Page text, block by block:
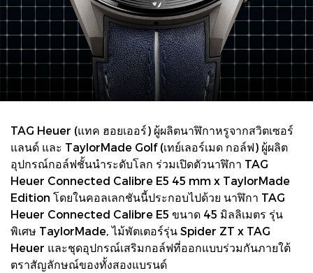
TAG Heuer (แทค ฮอยเออร์) ผู้ผลิตนาฬิกาหรูจากสวิตเซอร์
แลนด์ และ TaylorMade Golf (เทย์เลอร์เมด กอล์ฟ) ผู้ผลิต
อุปกรณ์กอล์ฟชั้นนำระดับโลก ร่วมเปิดตัวนาฬิกา TAG
Heuer Connected Calibre E5 45 mm x TaylorMade
Edition โดยในคอลเลกชันนี้ประกอบไปด้วย นาฬิกา TAG
Heuer Connected Calibre E5 ขนาด 45 มิลลิเมตร รุ่น
พิเศษ TaylorMade, ไม้พัตเตอร์รุ่น Spider ZT x TAG
Heuer และชุดอุปกรณ์เสริมกอล์ฟที่ออกแบบร่วมกันภายใต้
ตราสัญลักษณ์ของทั้งสองแบรนด์